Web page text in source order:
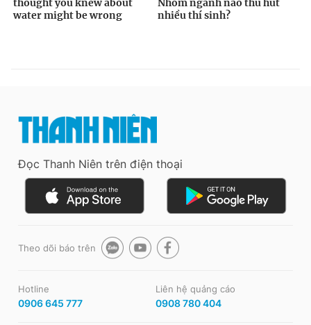
Đọc Thanh Niên trên điện thoại
Theo dõi báo trên
Hotline
0906 645 777
Liên hệ quảng cáo
0908 780 404